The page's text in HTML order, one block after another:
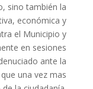
sino también la
económica y
el Municipio y
en sesiones
ante la
una vez mas